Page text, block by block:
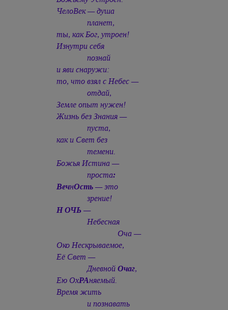
ЧелоВек — душа
планет,
ты, как Бог, утроен!
Изнутри себя
познай
и яви снаружи:
то, что взял с Небес —
отдай,
Земле опыт нужен!
Жизнь без Знания —
пуста,
как и Свет без
темени.
Божья Истина —
проста:
ВечнОсть— это
зрение!
Н ОЧЬ—
Небесная
Оча —
Око Нескрываемое,
Её Свет —
ДневнойОчаг,
Ею ОхРАняемый.
Время жить
и познавать